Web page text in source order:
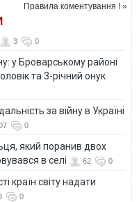
тысячи гривень на
Правила коментування ! »
3 0
у Броварському районі
та 3-річний онук
за війну в Україні
0
який поранив двох
в селі
62 0
країн світу надати
0